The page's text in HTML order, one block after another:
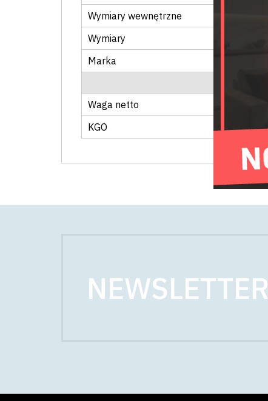
Wymiary wewnętrzne
Wymiary
Marka
Waga netto
KGO
NEWSLETTER